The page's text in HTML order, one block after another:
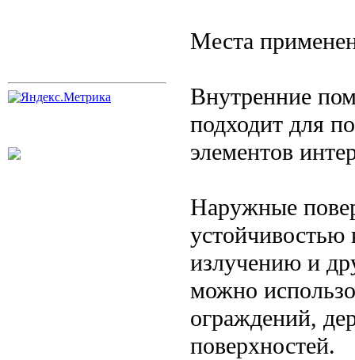
Места
Внутренние
подходит для
элементов
Наружные
устойчивостью
излучению и
можно
ограждений,
поверхностей.